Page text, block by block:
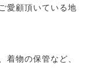
愛顧頂いている地
着物の保管など、